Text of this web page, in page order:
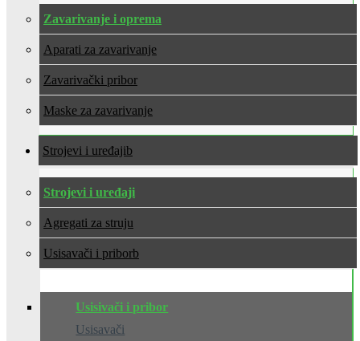
Zavarivanje i oprema
Aparati za zavarivanje
Zavarivački pribor
Maske za zavarivanje
Strojevi i uređaji
Strojevi i uređaji
Agregati za struju
Usisavači i pribor
Usisivači i pribor
Usisavači